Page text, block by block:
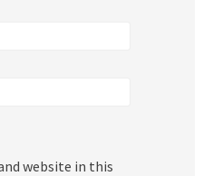
website in this